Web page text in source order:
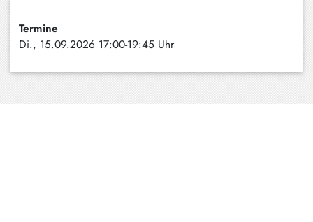
Termine
Di., 15.09.2026 17:00-19:45 Uhr